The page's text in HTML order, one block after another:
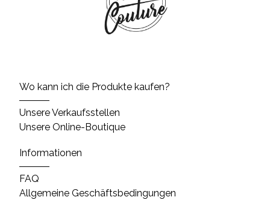
Wo kann ich die Produkte kaufen?
Unsere Verkaufsstellen
Unsere Online-Boutique
Informationen
FAQ
Allgemeine Geschäftsbedingungen